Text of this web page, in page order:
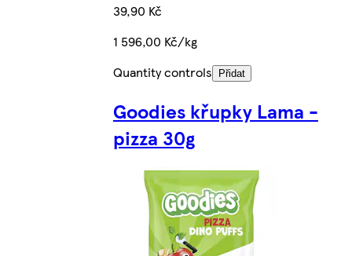
39,90 Kč
1 596,00 Kč/kg
Quantity controls
Přidat
Goodies křupky Lama -
pizza 30g